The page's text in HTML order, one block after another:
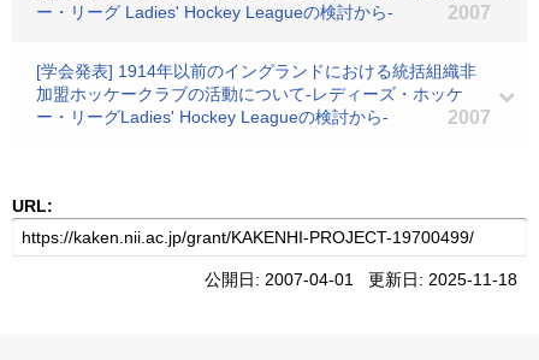
ー・リーグ Ladies' Hockey Leagueの検討から-
2007
[学会発表] 1914年以前のイングランドにおける統括組織非
加盟ホッケークラブの活動について-レディーズ・ホッケ
ー・リーグLadies' Hockey Leagueの検討から-
2007
URL:
公開日: 2007-04-01 更新日: 2025-11-18